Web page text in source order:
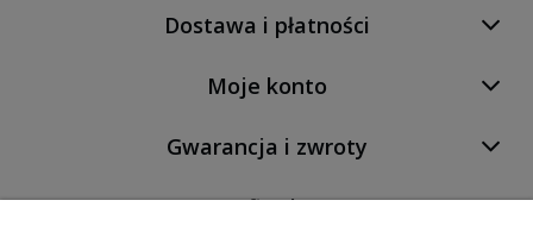
Dostawa i płatności
Moje konto
Gwarancja i zwroty
O firmie